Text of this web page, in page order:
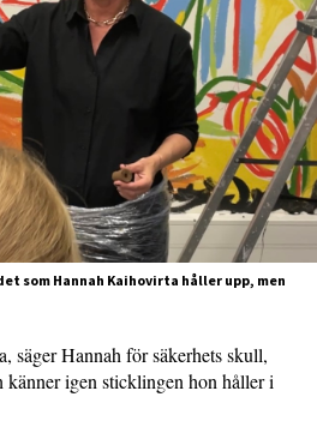
som Hannah Kaihovirta håller upp, men
säger Hannah för säkerhets skull,
känner igen sticklingen hon håller i